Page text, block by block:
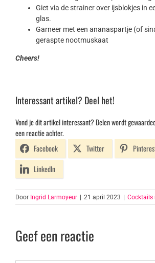
Giet via de strainer over ijsblokjes in
glas.
Garneer met een ananaspartje (of
geraspte nootmuskaat
Cheers!
Interessant artikel? Deel het!
Vond je dit artikel interessant? Delen wordt
een reactie achter.
Facebook
Twitter
LinkedIn
Door Ingrid Larmoyeur 21 april 2023 Cocktails
Geef een reactie